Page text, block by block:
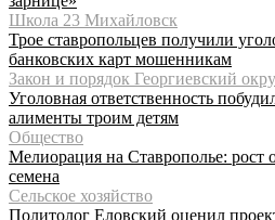
Школа 23 Михайловск
Трое ставропольцев получили
банковских карт мошенникам
Закон и порядок Георгиевский
Уголовная ответственность
алименты троим детям
Общество
Мелиорация на Ставрополье: рост
семена
Сельское хозяйство
Политолог Еловский оценил